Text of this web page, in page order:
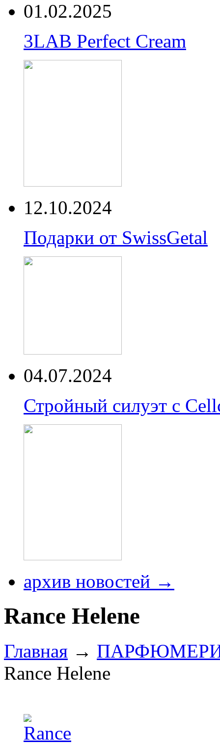
01.02.2025
3LAB Perfect Cream
12.10.2024
Подарки от SwissGetal
04.07.2024
Стройный силуэт с
архив новостей →
Rance Helene
Главная →
Rance Helene